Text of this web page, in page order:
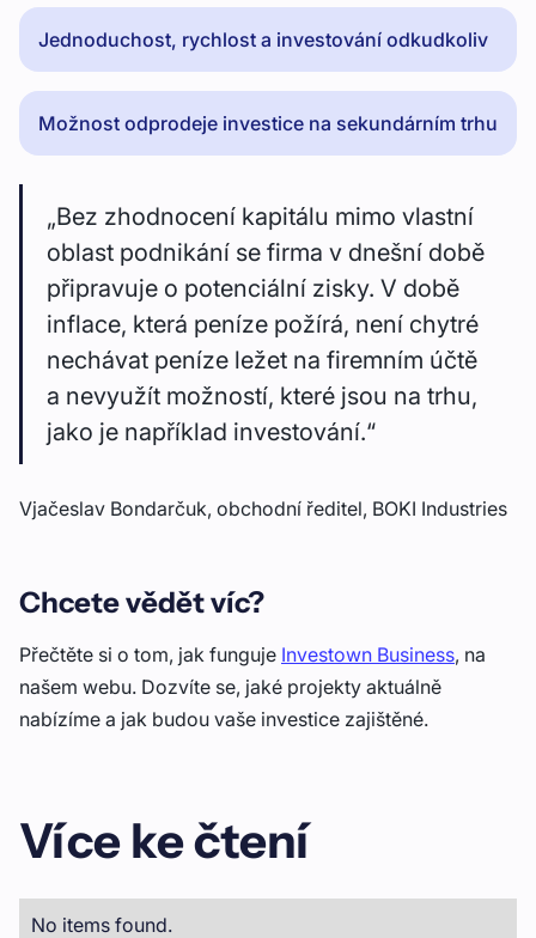
Jednoduchost, rychlost a investování odkudkoliv
Možnost odprodeje investice na sekundárním trhu
„Bez zhodnocení kapitálu mimo vlastní
oblast podnikání se firma v dnešní době
připravuje o potenciální zisky. V době
inflace, která peníze požírá, není chytré
nechávat peníze ležet na firemním účtě
a nevyužít možností, které jsou na trhu,
jako je například investování.“
Vjačeslav Bondarčuk, obchodní ředitel, BOKI Industries
Chcete vědět víc?
Přečtěte si o tom, jak funguje Investown Business, na
našem webu. Dozvíte se, jaké projekty aktuálně
nabízíme a jak budou vaše investice zajištěné.
Více ke čtení
No items found.